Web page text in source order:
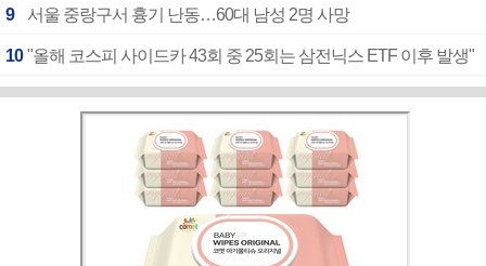
9 서울 중랑구서 흉기 난동…60대 남성 2명 사망
10 "올해 코스피 사이드카 43회 중 25회는 삼전닉스 ETF 이후 발생"